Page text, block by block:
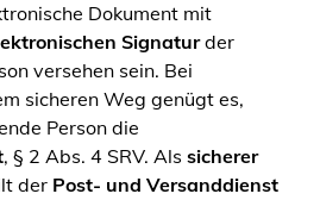
Dokument mit
Signaturder
versehen sein. Bei
sicheren Weg genügt es,
Person die
, § 2 Abs. 4 SRV. Als sicherer
der Post- und Versanddienst